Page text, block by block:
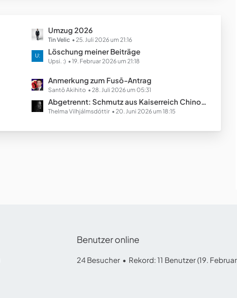
ä
e
L
e
t
z
e
Umzug 2026
Tin Velic 25. Juli 2026 um 21:16
Löschung meiner Beiträge
Upsi. :) 19. Februar 2026 um 21:18
L
e
t
z
e
Anmerkung zum Fusō-Antrag
Santō Akihito 28. Juli 2026 um 05:31
Abgetrennt: Schmutz aus Kaiserreich Chinopien (Ausgestaltungsstaat)
Thelma Vilhjálmsdóttir 20. Juni 2026 um 18:15
Benutzer online
24 Besucher Rekord: 11 Benutzer (19.